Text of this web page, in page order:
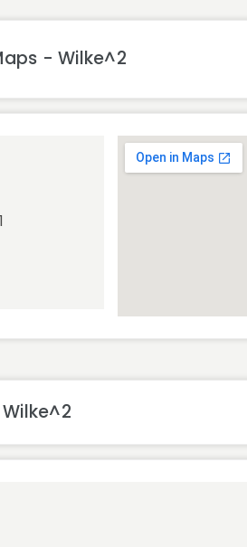
- Wilke^2